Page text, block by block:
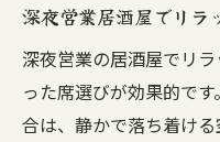
深夜営業居酒屋でリラ
深夜営業の居酒屋でリ
った席選びが効果的で
合は、静かで落ち着け